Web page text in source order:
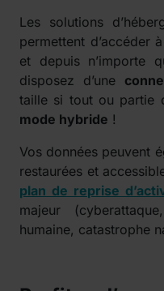
Les solutions
permettent d’accéder
et depuis n’importe
disposez d’une
taille si tout ou partie
mode hybride !
Vos données peuvent
restaurées et
plan de reprise
majeur
humaine, catastrophe